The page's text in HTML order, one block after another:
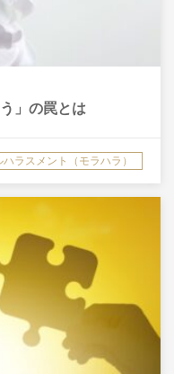
」の罠とは
ハラスメント（モラハラ）